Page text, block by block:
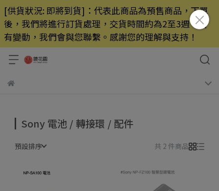
[供貨狀況: 即將到貨]：代表此商品為預售商品，下單
後，我們將進行訂貨處理，交貨時間約為2至3週，若
有變動，我們會與您聯繫。感謝您的理解與支持！
Sony 電池 / 轉接環 / 配件
預設排序 共 2 件商品